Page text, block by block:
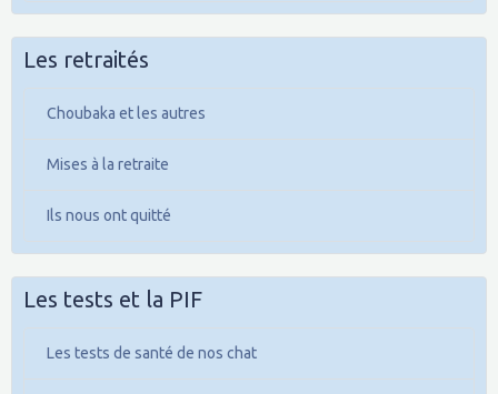
Les retraités
Choubaka et les autres
Mises à la retraite
Ils nous ont quitté
Les tests et la PIF
Les tests de santé de nos chat